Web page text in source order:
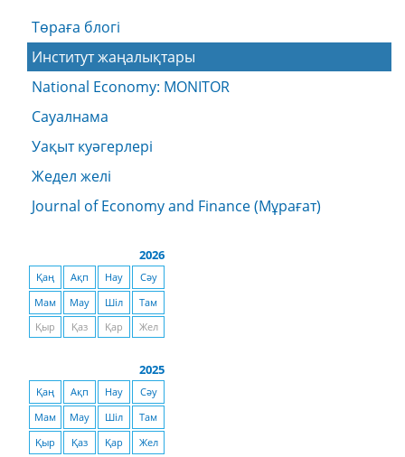
Төраға блогі
Институт жаңалықтары
National Economy: MONITOR
Сауалнама
Уақыт куәгерлері
Жедел желі
Journal of Economy and Finance (Мұрағат)
2026
Қаң Ақп Нау
Сәу
Мам
Мау Шіл
Там
Қыр
Қаз Қар Жел
2025
Қаң Ақп Нау
Сәу
Мам
Мау Шіл
Там
Қыр
Қаз Қар Жел